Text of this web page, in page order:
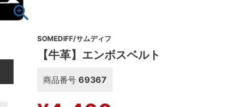
SOMEDIFF/サムディフ
【牛革】エンボスベルト
商品番号 69367